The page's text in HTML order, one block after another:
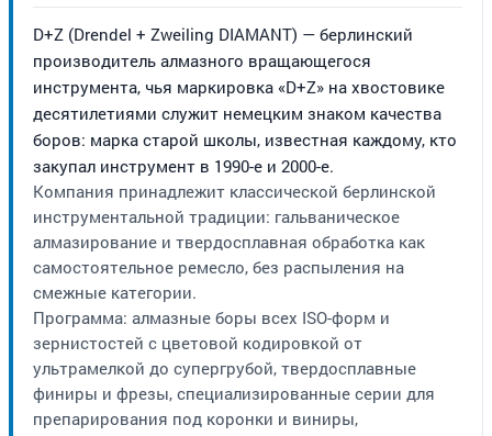
D+Z (Drendel + Zweiling DIAMANT) — берлинский
производитель алмазного вращающегося
инструмента, чья маркировка «D+Z» на хвостовике
десятилетиями служит немецким знаком качества
боров: марка старой школы, известная каждому, кто
закупал инструмент в 1990-е и 2000-е.
Компания принадлежит классической берлинской
инструментальной традиции: гальваническое
алмазирование и твердосплавная обработка как
самостоятельное ремесло, без распыления на
смежные категории.
Программа: алмазные боры всех ISO-форм и
зернистостей с цветовой кодировкой от
ультрамелкой до супергрубой, твердосплавные
финиры и фрезы, специализированные серии для
препарирования под коронки и виниры,